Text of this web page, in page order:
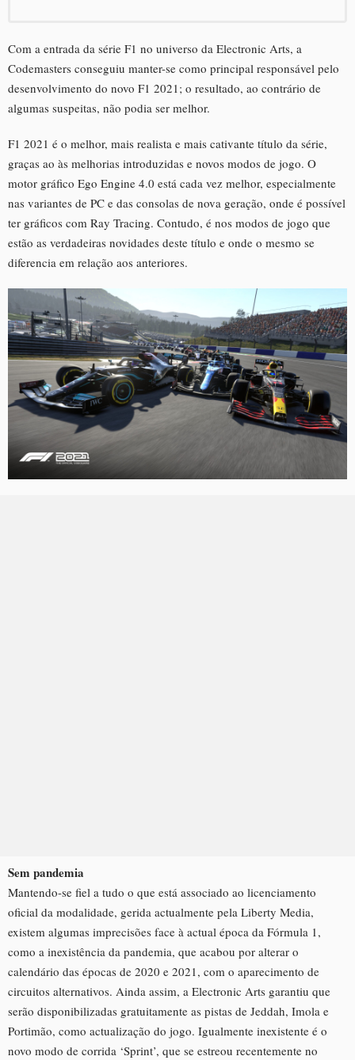
Com a entrada da série F1 no universo da Electronic Arts, a
Codemasters conseguiu manter-se como principal responsável pelo
desenvolvimento do novo F1 2021; o resultado, ao contrário de
algumas suspeitas, não podia ser melhor.
F1 2021 é o melhor, mais realista e mais cativante título da série,
graças ao às melhorias introduzidas e novos modos de jogo. O
motor gráfico Ego Engine 4.0 está cada vez melhor, especialmente
nas variantes de PC e das consolas de nova geração, onde é possível
ter gráficos com Ray Tracing. Contudo, é nos modos de jogo que
estão as verdadeiras novidades deste título e onde o mesmo se
diferencia em relação aos anteriores.
Sem pandemia
Mantendo-se fiel a tudo o que está associado ao licenciamento
oficial da modalidade, gerida actualmente pela Liberty Media,
existem algumas imprecisões face à actual época da Fórmula 1,
como a inexistência da pandemia, que acabou por alterar o
calendário das épocas de 2020 e 2021, com o aparecimento de
circuitos alternativos. Ainda assim, a Electronic Arts garantiu que
serão disponibilizadas gratuitamente as pistas de Jeddah, Imola e
Portimão, como actualização do jogo. Igualmente inexistente é o
novo modo de corrida ‘Sprint’, que se estreou recentemente no